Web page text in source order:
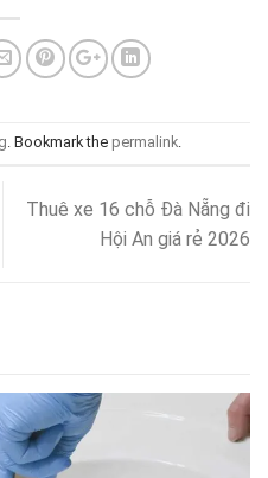
. Bookmark the permalink.
Thuê xe 16 chỗ Đà Nẵng đi
Hội An giá rẻ 2026